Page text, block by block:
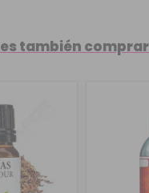
también